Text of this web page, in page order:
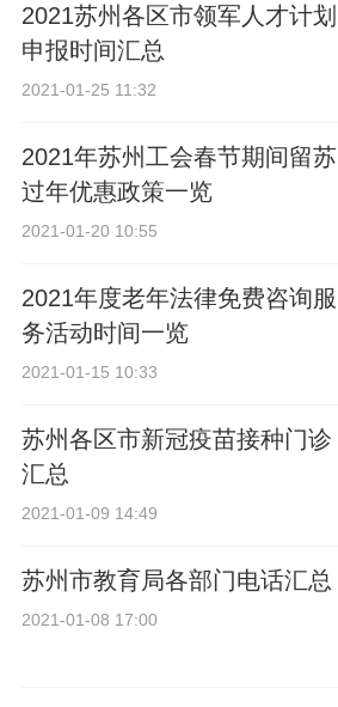
2021苏州各区市领军人才计划
申报时间汇总
2021-01-25 11:32
2021年苏州工会春节期间留苏
过年优惠政策一览
2021-01-20 10:55
2021年度老年法律免费咨询服
务活动时间一览
2021-01-15 10:33
苏州各区市新冠疫苗接种门诊
汇总
2021-01-09 14:49
苏州市教育局各部门电话汇总
2021-01-08 17:00